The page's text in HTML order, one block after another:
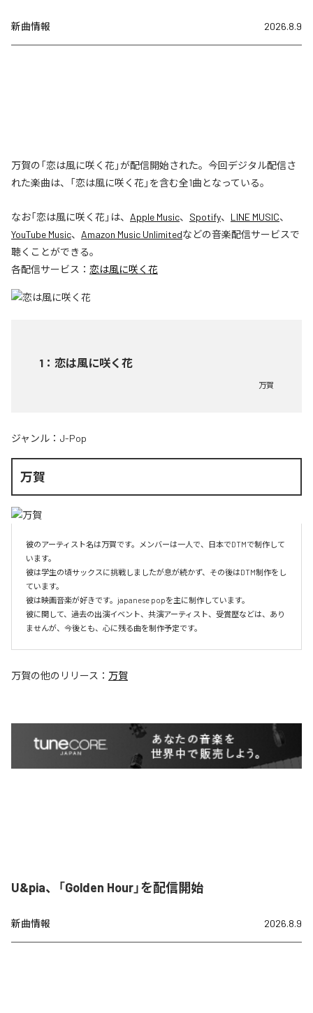
新曲情報 2026.8.9
万賀の「恋は風に咲く花」が配信開始された。今回デジタル配信さ
れた楽曲は、「恋は風に咲く花」を含む全1曲となっている。
なお「恋は風に咲く花」は、 Apple Music、 Spotify、 LINE MUSIC、
YouTube Music、 Amazon Music Unlimitedなどの音楽配信サービスで
聴くことができる。
各配信サービス： 恋は風に咲く花
1 ： 恋は風に咲く花
万賀
ジャンル： J-Pop
万賀
彼のアーティスト名は万賀です。メンバーは一人で、日本でDTMで制作して
います。
彼は学生の頃サックスに挑戦しましたが息が続かず、その後はDTM制作をし
ています。
彼は映画音楽が好きです。japanese popを主に制作しています。
彼に関して、過去の出演イベント、共演アーティスト、受賞歴などは、あり
ませんが、今後とも、心に残る曲を制作予定です。
万賀の他のリリース： 万賀
U&pia、「Golden Hour」を配信開始
新曲情報 2026.8.9